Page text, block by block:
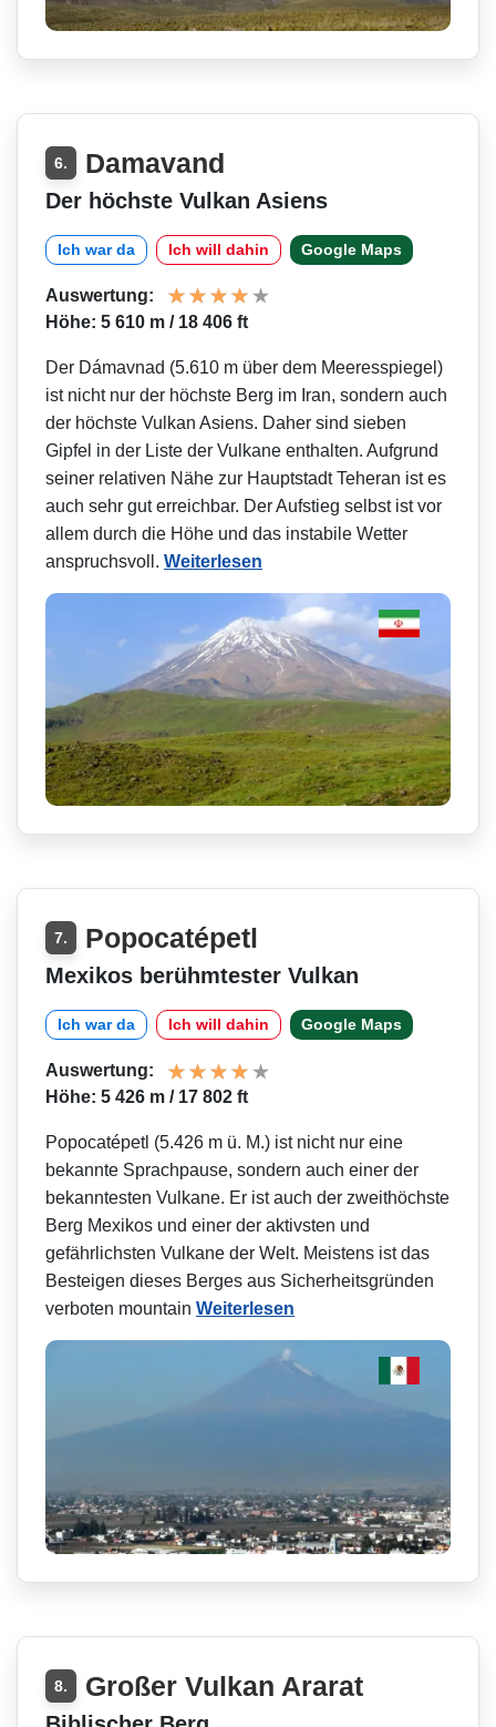
6. Damavand
Der höchste Vulkan Asiens
Ich war da Ich will dahin Google Maps
Auswertung:
Höhe: 5 610 m / 18 406 ft
Der Dámavnad (5.610 m über dem Meeresspiegel)
ist nicht nur der höchste Berg im Iran, sondern auch
der höchste Vulkan Asiens. Daher sind sieben
Gipfel in der Liste der Vulkane enthalten. Aufgrund
seiner relativen Nähe zur Hauptstadt Teheran ist es
auch sehr gut erreichbar. Der Aufstieg selbst ist vor
allem durch die Höhe und das instabile Wetter
anspruchsvoll. Weiterlesen
7. Popocatépetl
Mexikos berühmtester Vulkan
Ich war da Ich will dahin Google Maps
Auswertung:
Höhe: 5 426 m / 17 802 ft
Popocatépetl (5.426 m ü. M.) ist nicht nur eine
bekannte Sprachpause, sondern auch einer der
bekanntesten Vulkane. Er ist auch der zweithöchste
Berg Mexikos und einer der aktivsten und
gefährlichsten Vulkane der Welt. Meistens ist das
Besteigen dieses Berges aus Sicherheitsgründen
verboten mountain Weiterlesen
8. Großer Vulkan Ararat